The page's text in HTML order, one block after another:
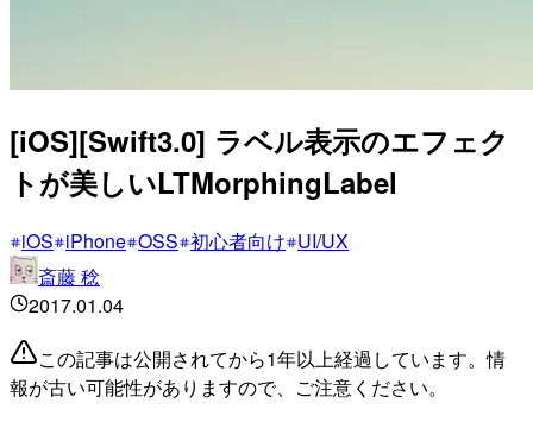
[iOS][Swift3.0] ラベル表示のエフェク
トが美しいLTMorphingLabel
iOS iPhone OSS 初心者向け UI/UX
斎藤 稔
2017.01.04
この記事は公開されてから1年以上経過しています。情
報が古い可能性がありますので、ご注意ください。